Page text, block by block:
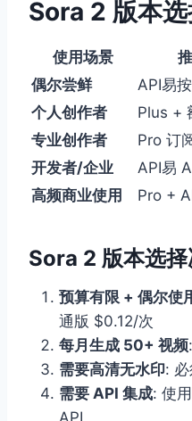
Sora 2 版本
使用场景
偶尔尝鲜
API易
个人创作者
Plus +
专业创作者
Pro 订
开发者/企业
API易
高频商业使用
Pro +
Sora 2 版本选
预算有限 + 偶尔使
通版 $0.12/次
每月生成 50+ 视频
需要高清无水印:
需要 API 集成: 使